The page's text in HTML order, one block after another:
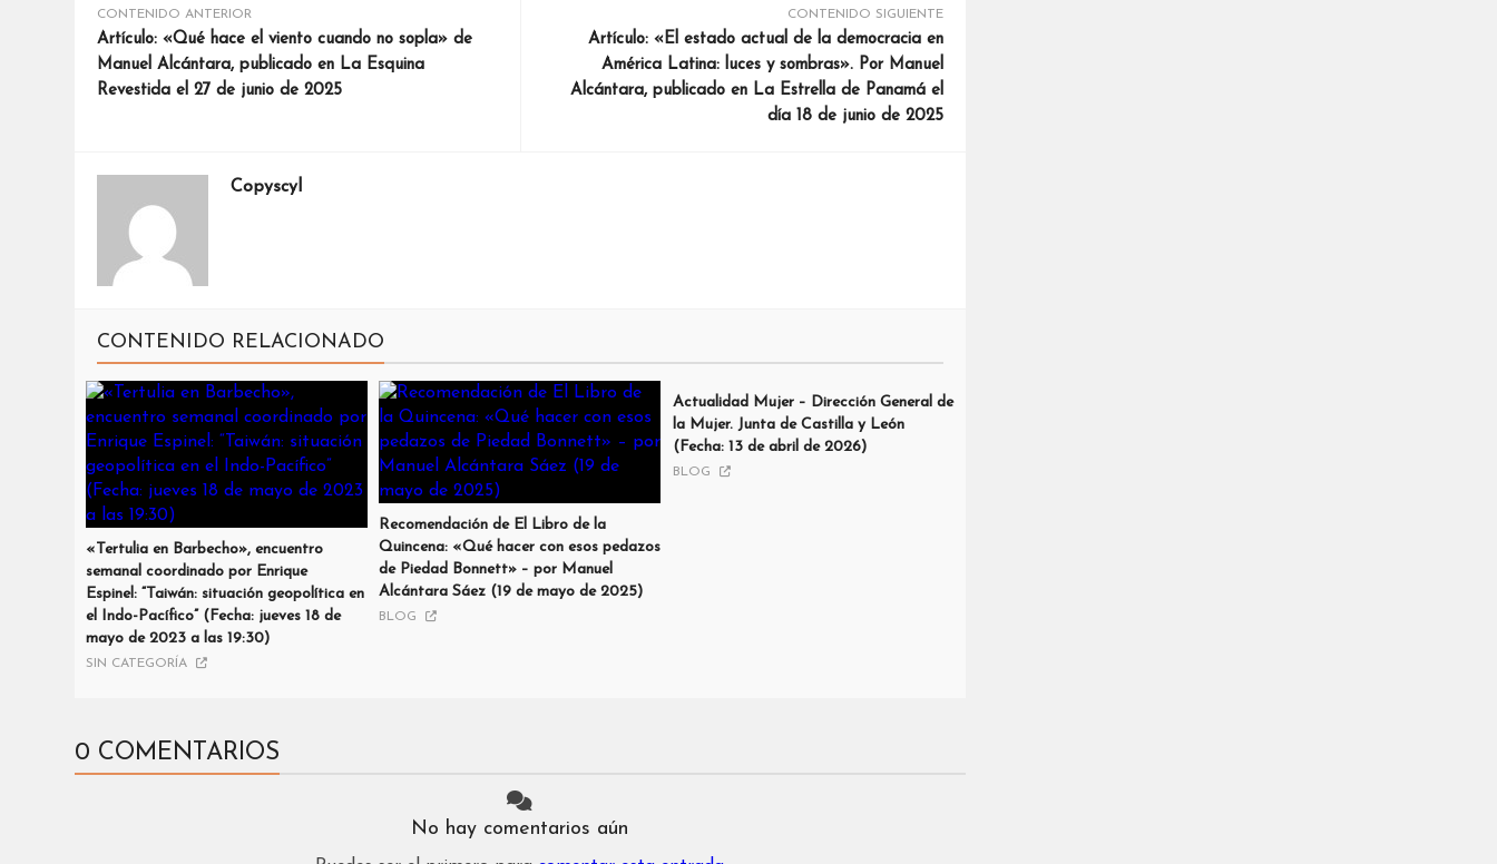
CONTENIDO ANTERIOR
Artículo: «Qué hace el viento cuando no sopla» de
Manuel Alcántara, publicado en La Esquina
Revestida el 27 de junio de 2025
CONTENIDO SIGUIENTE
Artículo: «El estado actual de la democracia en
América Latina: luces y sombras». Por Manuel
Alcántara, publicado en La Estrella de Panamá el
día 18 de junio de 2025
Copyscyl
CONTENIDO RELACIONADO
«Tertulia en Barbecho», encuentro
semanal coordinado por Enrique
Espinel: “Taiwán: situación geopolítica en
el Indo-Pacífico” (Fecha: jueves 18 de
mayo de 2023 a las 19:30)
SIN CATEGORÍA
Recomendación de El Libro de la
Quincena: «Qué hacer con esos pedazos
de Piedad Bonnett» – por Manuel
Alcántara Sáez (19 de mayo de 2025)
BLOG
Actualidad Mujer – Dirección General de
la Mujer. Junta de Castilla y León
(Fecha: 13 de abril de 2026)
BLOG
0 COMENTARIOS
No hay comentarios aún